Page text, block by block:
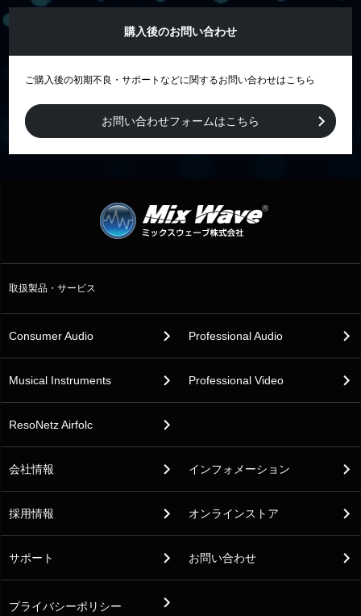
購入後のお問い合わせ
ご購入後の初期不良・サポートなどに関するお問い合わせはこちら
お問い合わせフォームはこちら
取扱製品・サービス
Consumer Audio Professional Audio
Musical Instruments Professional Video
ResoNetz Airfolc
会社情報 インフォメーション
採用情報 オンラインストア
サポート お問い合わせ
プライバシーポリシー